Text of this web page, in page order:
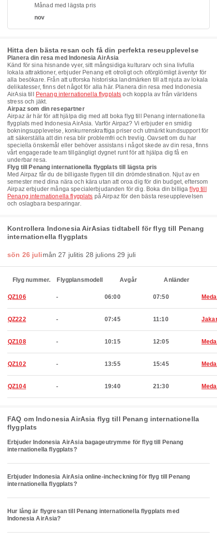
Månad med lägsta pris
nov
Hitta den bästa resan och få din perfekta reseupplevelse
Planera din resa med Indonesia AirAsia
Känd för sina hisnande vyer, sitt mångsidiga kulturarv och sina livfulla
lokala attraktioner, erbjuder Penang ett otroligt och oförglömligt äventyr för
alla besökare. Från att utforska historiska landmärken till att njuta av lokala
delikatesser, finns det något för alla här. Planera din resa med Indonesia
AirAsia till
Penang internationella flygplats och koppla av från världens
stress och jäkt.
Airpaz som din resepartner
Airpaz är här för att hjälpa dig med att boka flyg till Penang internationella
flygplats med Indonesia AirAsia. Varför Airpaz? Vi erbjuder en smidig
bokningsupplevelse, konkurrenskraftiga priser och utmärkt kundsupport för
att säkerställa att din resa blir problemfri och trevlig. Oavsett om du har
speciella önskemål eller behöver assistans i något skede av din resa, finns
vårt engagerade team tillgängligt dygnet runt för att hjälpa dig få en
underbar resa.
Flyg till Penang internationella flygplats till lägsta pris
Med Airpaz får du de billigaste flygen till din drömdestination. Njut av en
semester med dina nära och kära utan att oroa dig för din budget, eftersom
Airpaz erbjuder många specialerbjudanden för dig. Boka din billigaflyg till
Penang internationella flygplats på Airpaz för den bästa reseupplevelsen
och oslagbara besparingar.
Kontrollera Indonesia AirAsias tidtabell för flyg till Penang
internationella flygplats
sön 26 julimån 27 julitis 28 julions 29 juli
Flyg nummer. Flygplansmodell Avgår Anländer
QZ106 - 06:00 07:50
QZ222 - 07:45 11:10
QZ108 - 10:15 12:05
QZ102 - 13:55 15:45
QZ104 - 19:40 21:30
FAQ om Indonesia AirAsia flyg till Penang internationella
flygplats
Erbjuder Indonesia AirAsia bagageutrymme för flyg till Penang
internationella flygplats?
Erbjuder Indonesia AirAsia online-incheckning för flyg till Penang
internationella flygplats?
Hur lång är flygresan till Penang internationella flygplats med
Indonesia AirAsia?